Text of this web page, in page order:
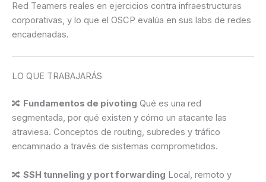
Red Teamers reales en ejercicios contra infraestructuras
corporativas, y lo que el OSCP evalúa en sus labs de redes
encadenadas.
LO QUE TRABAJARÁS
🔀 Fundamentos de pivoting Qué es una red
segmentada, por qué existen y cómo un atacante las
atraviesa. Conceptos de routing, subredes y tráfico
encaminado a través de sistemas comprometidos.
🔀 SSH tunneling y port forwarding Local, remoto y